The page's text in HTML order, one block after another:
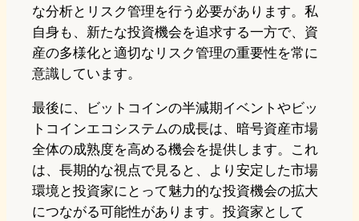
な分析とリスク管理を行う必要があります。私
自身も、新たな投資機会を追求する一方で、資
産の多様化と適切なリスク管理の重要性を常に
意識しています。
最後に、ビットコインの半減期イベントやビッ
トコインエコシステムの成長は、暗号資産市場
全体の成熟度を高める機会を提供します。これ
は、長期的な視点で見ると、より安定した市場
環境と投資家にとって魅力的な投資機会の拡大
につながる可能性があります。投資家として